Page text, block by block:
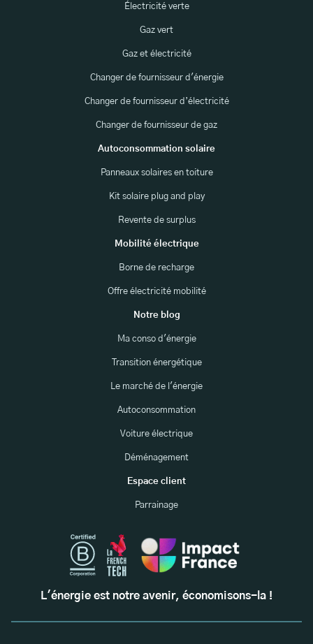
Électricité verte
Gaz vert
Gaz et électricité
Changer de fournisseur d'énergie
Changer de fournisseur d’électricité
Changer de fournisseur de gaz
Autoconsommation solaire
Panneaux solaires en toiture
Kit solaire plug and play
Revente de surplus
Mobilité électrique
Borne de recharge
Offre électricité mobilité
Notre blog
Ma conso d'énergie
Transition énergétique
Le marché de l'énergie
Autoconsommation
Voiture électrique
Déménagement
Espace client
Parrainage
L'énergie est notre avenir, économisons-la !